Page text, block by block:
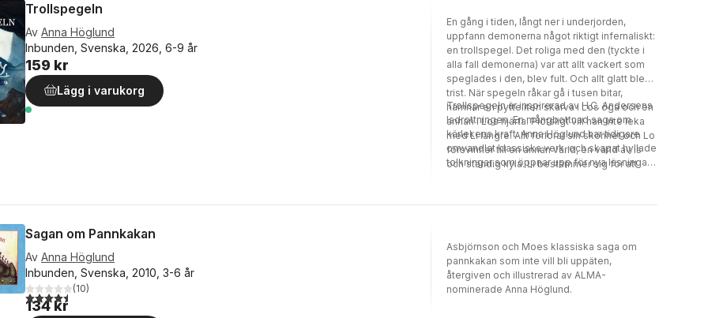
Trollspegeln
Av Anna Höglund
Inbunden, Svenska, 2026, 6-9 år
159 kr
Lägg i varukorg
En gång i tiden, långt ner i underjorden,
uppfann demonerna något riktigt infernaliskt:
en trollspegel. Det roliga med den (tyckte i
alla fall demonerna) var att allt vackert som
speglades i den, blev fult. Och allt glatt blev
trist. När spegeln råkar gå i tusen bitar,
hamnar en pytteliten skärva i Los öga och en
annan i Los hjärta. Plötsligt vill han inte leka
med Li längre. Allt förlorar sin skönhet och Lo
försvinner till en annan värld, en värld av is
och ständig kyla. Li bestämmer sig för att
prinsessor som troll.
Trollspegeln är inspirerad av H.C. Andersens
Isdrottningen. En mångbottnad saga om
kärlekens kraft. Anna Höglund har tidigare
omvandlat klassiska verk, och skapat hyllade
tolkningar som öppnar upp för nya läsningar
Sagan om Pannkakan
Av Anna Höglund
Inbunden, Svenska, 2010, 3-6 år
4,5utav 5 stjärnor. Totalt antal röster:
(10)
134 kr
Asbjörnson och Moes klassiska saga om
pannkakan som inte vill bli uppäten,
återgiven och illustrerad av ALMA-
nominerade Anna Höglund.